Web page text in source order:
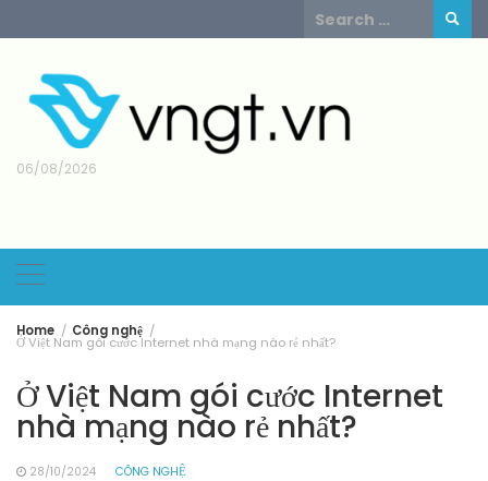
to
Search
for:
06/08/2026
Home Công nghệ
Ở Việt Nam gói cước Internet nhà mạng nào rẻ nhất?
Ở Việt Nam gói cước Internet
nhà mạng nào rẻ nhất?
28/10/2024 CÔNG NGHỆ